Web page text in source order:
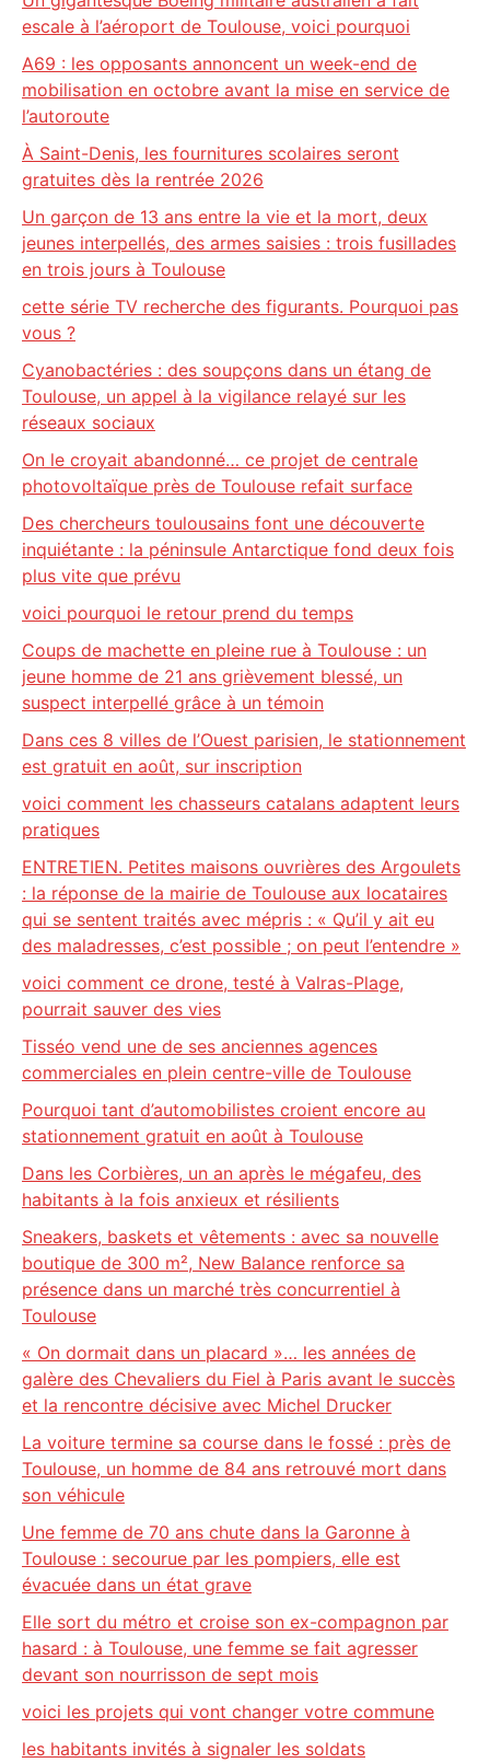
escale à l’aéroport de Toulouse, voici pourquoi
A69 : les opposants annoncent un week-end de
mobilisation en octobre avant la mise en service de
l’autoroute
À Saint-Denis, les fournitures scolaires seront
gratuites dès la rentrée 2026
Un garçon de 13 ans entre la vie et la mort, deux
jeunes interpellés, des armes saisies : trois fusillades
en trois jours à Toulouse
cette série TV recherche des figurants. Pourquoi pas
vous ?
Cyanobactéries : des soupçons dans un étang de
Toulouse, un appel à la vigilance relayé sur les
réseaux sociaux
On le croyait abandonné… ce projet de centrale
photovoltaïque près de Toulouse refait surface
Des chercheurs toulousains font une découverte
inquiétante : la péninsule Antarctique fond deux fois
plus vite que prévu
voici pourquoi le retour prend du temps
Coups de machette en pleine rue à Toulouse : un
jeune homme de 21 ans grièvement blessé, un
suspect interpellé grâce à un témoin
Dans ces 8 villes de l’Ouest parisien, le stationnement
est gratuit en août, sur inscription
voici comment les chasseurs catalans adaptent leurs
pratiques
ENTRETIEN. Petites maisons ouvrières des Argoulets
: la réponse de la mairie de Toulouse aux locataires
qui se sentent traités avec mépris : « Qu’il y ait eu
des maladresses, c’est possible ; on peut l’entendre »
voici comment ce drone, testé à Valras-Plage,
pourrait sauver des vies
Tisséo vend une de ses anciennes agences
commerciales en plein centre-ville de Toulouse
Pourquoi tant d’automobilistes croient encore au
stationnement gratuit en août à Toulouse
Dans les Corbières, un an après le mégafeu, des
habitants à la fois anxieux et résilients
Sneakers, baskets et vêtements : avec sa nouvelle
boutique de 300 m², New Balance renforce sa
présence dans un marché très concurrentiel à
Toulouse
« On dormait dans un placard »… les années de
galère des Chevaliers du Fiel à Paris avant le succès
et la rencontre décisive avec Michel Drucker
La voiture termine sa course dans le fossé : près de
Toulouse, un homme de 84 ans retrouvé mort dans
son véhicule
Une femme de 70 ans chute dans la Garonne à
Toulouse : secourue par les pompiers, elle est
évacuée dans un état grave
Elle sort du métro et croise son ex-compagnon par
hasard : à Toulouse, une femme se fait agresser
devant son nourrisson de sept mois
voici les projets qui vont changer votre commune
les habitants invités à signaler les soldats